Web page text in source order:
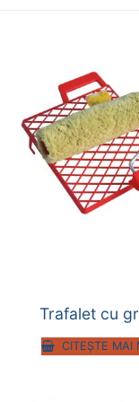
Trafalet cu
CITEȘTE MAI